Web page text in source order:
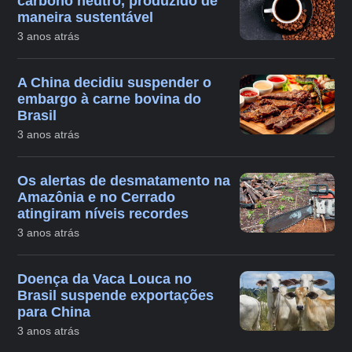
maneira sustentável
3 anos atrás
A China decidiu suspender o
embargo à carne bovina do
Brasil
3 anos atrás
Os alertas de desmatamento na
Amazônia e no Cerrado
atingiram níveis recordes
3 anos atrás
Doença da Vaca Louca no
Brasil suspende exportações
para China
3 anos atrás